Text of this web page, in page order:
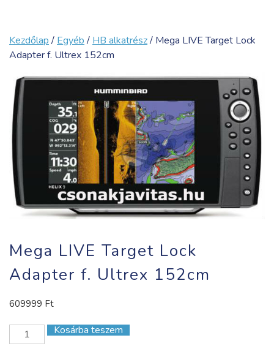
Kezdőlap/ Egyéb/ HB alkatrész/ Mega LIVE Target Lock
Adapter f. Ultrex 152cm
Mega LIVE Target Lock
Adapter f. Ultrex 152cm
609999 Ft
Mega
Kosárba teszem